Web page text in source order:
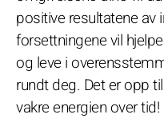
positive resultatene av
forsettningene vil
og leve i
rundt deg. Det er opp
vakre energien over tid!